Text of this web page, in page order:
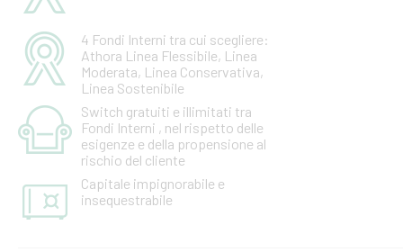
4 Fondi Interni tra cui scegliere:
Athora Linea Flessibile, Linea
Moderata, Linea Conservativa,
Linea Sostenibile
Switch gratuiti e illimitati tra
Fondi Interni , nel rispetto delle
esigenze e della propensione al
rischio del cliente
Capitale impignorabile e
insequestrabile